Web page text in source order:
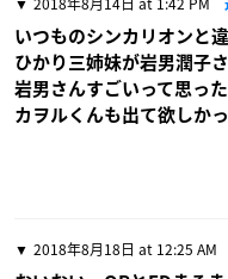
いつものシンカリオンと
ひかり三姉妹が岩男潤子
岩男さんすごいって思っ
カヲルくんも出て欲しか
2018年8月18日 at 12:25 AM